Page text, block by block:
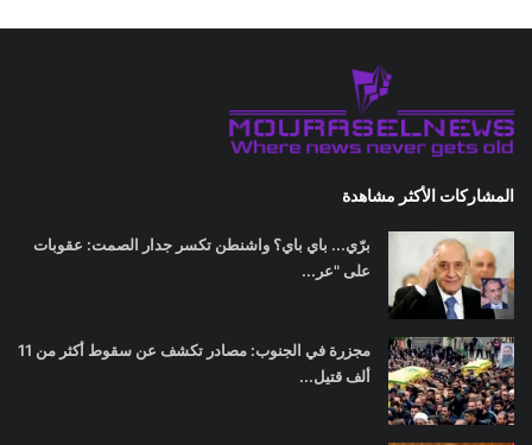
المشاركات الأكثر مشاهدة
برّي... باي باي؟ واشنطن تكسر جدار الصمت: عقوبات
على "عر...
مجزرة في الجنوب: مصادر تكشف عن سقوط أكثر من 11
ألف قتيل...